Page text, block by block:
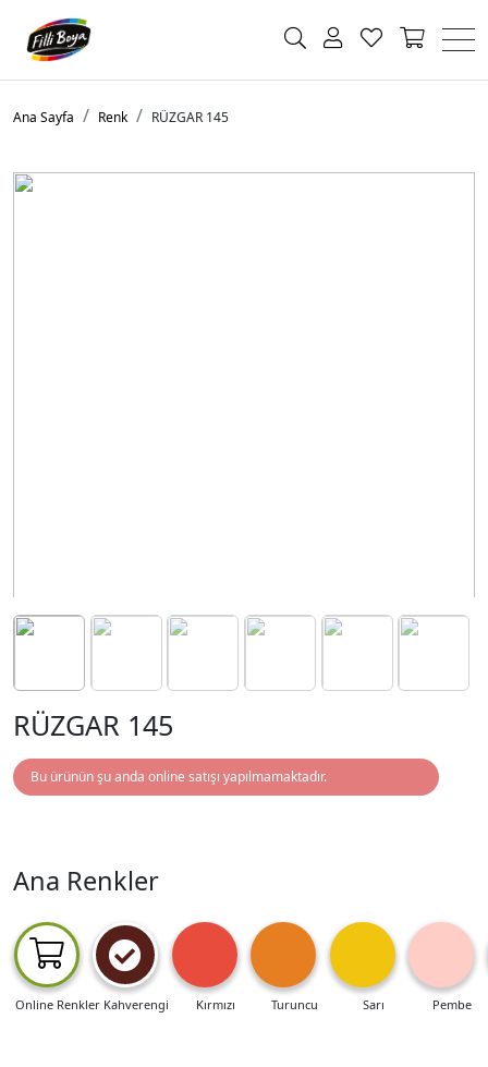
Ana Sayfa Renk RÜZGAR 145
RÜZGAR 145
Bu ürünün şu anda online satışı yapılmamaktadır.
Ana Renkler
Online Renkler Kahverengi Kırmızı Turuncu Sarı Pembe